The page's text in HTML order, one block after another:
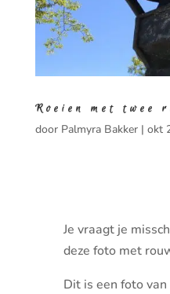
Roeien met twee
door Palmyra Bakker| okt
Je vraagt je
deze foto met
Dit is een foto